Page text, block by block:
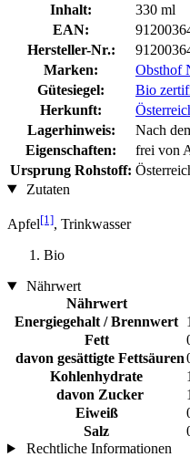
Inhalt:
330 ml
EAN:
Hersteller-Nr.:
Marken:
Obsthof
Gütesiegel:
Bio
Herkunft:
Lagerhinweis:
Nach
Eigenschaften:
frei von
Ursprung Rohstoff:
Zutaten
Apfel[1], Trinkwasser
Bio
Nährwert
Nährwert
Energiegehalt / Brennwert
Fett
davon gesättigte Fettsäuren
Kohlenhydrate
davon Zucker
Eiweiß
Salz
Rechtliche Informationen